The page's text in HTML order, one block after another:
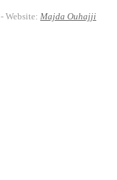
- Website:Majda Ouhajji